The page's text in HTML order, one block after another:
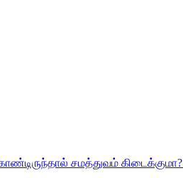
சமத்துவம் கிடைக்குமா?